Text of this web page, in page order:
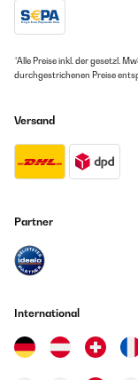
*Alle Preise inkl. der gesetzl.
durchgestrichenen Preise
Versand
Partner
International